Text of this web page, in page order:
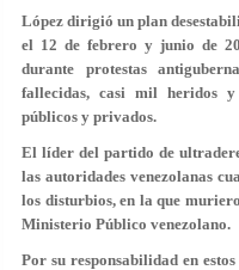
López dirigió un plan
el 12 de febrero y junio de
durante protestas
fallecidas, casi mil heridos y
públicos y privados.
El líder del partido de
las autoridades venezolanas
los disturbios, en la que
Ministerio Público venezolano.
Por su responsabilidad en